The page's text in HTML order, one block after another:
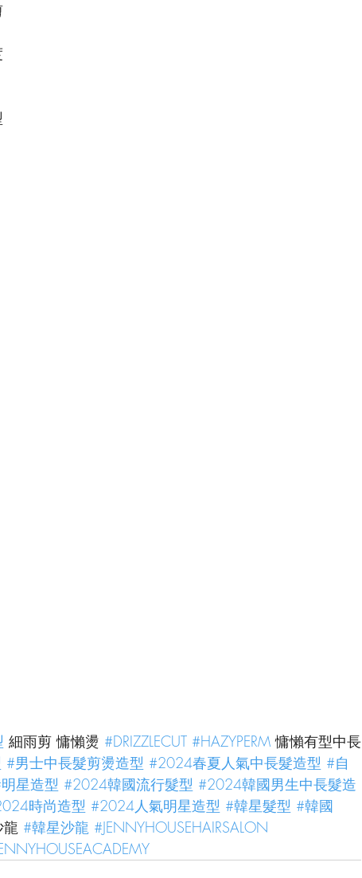
細雨剪 慵懶燙 #DRIZZLECUT #HAZYPERM 慵懶有型中長
#男士中長髮剪燙造型 #2024春夏人氣中長髮造型 #自
星造型 #2024韓國流行髮型 #2024韓國男生中長髮造
時尚造型 #2024人氣明星造型 #韓星髮型 #韓國
龍 #韓星沙龍 #JENNYHOUSEHAIRSALON